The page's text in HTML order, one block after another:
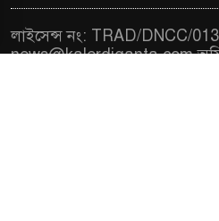
লাইসেন্স নং: TRAD/DNCC/
news@kalerdiganta.com